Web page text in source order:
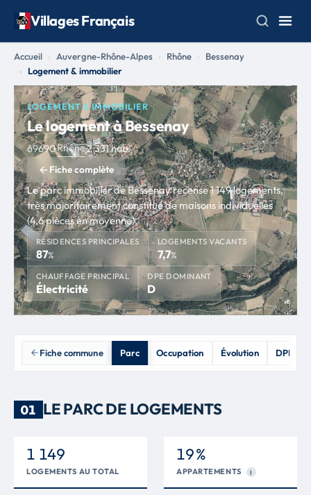
Villages Français
Accueil Auvergne-Rhône-Alpes Rhône
Bessenay
Logement & immobilier
LOGEMENT & IMMOBILIER
Le logement à Bessenay
69690·Rhône·2 331 hab.
Fiche complète
Le parc immobilier de Bessenay recense 1 149 logements,
très majoritairement constitué de maisons individuelles
(4,6 pièces en moyenne).
RÉSIDENCES PRINCIPALES
87%
LOGEMENTS VACANTS
7,7%
CHAUFFAGE PRINCIPAL
Électricité
DPE DOMINANT
D
Fiche commune Parc Occupation Évolution DPE
01 LE PARC DE LOGEMENTS
1 149
LOGEMENTS AU TOTAL
19 %
APPARTEMENTS I